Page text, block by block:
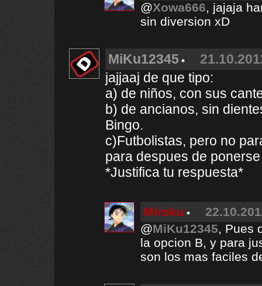
@Xowa666, jajaja
sin diversion xD
MiKu12345
jajjaaj de que tipo:
a) de niños, con sus
b) de ancianos, sin
Bingo.
c)Futbolistas, pero no
para despues de
*Justifica tu respuesta*
Miroku
@MiKu12345, Pues
la opcion B, y para
son los mas faciles